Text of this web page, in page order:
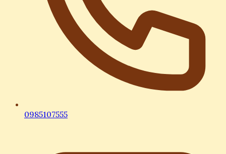
0985107555